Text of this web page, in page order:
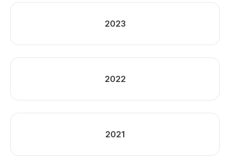
2023
2022
2021